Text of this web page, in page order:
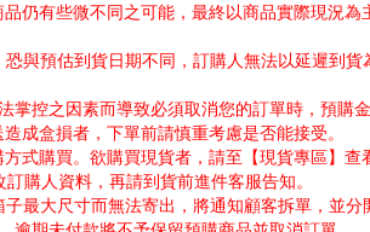
仍有些微不同之可能，最終以商品實際現況
與預估到貨日期不同，訂購人無法以延遲到
控之因素而導致必須取消您的訂單時，預購金
成盒損者，下單前請慎重考慮是否能接受。
式購買。欲購買現貨者，請至【現貨專區】查
購人資料，再請到貨前進件客服告知。
最大尺寸而無法寄出，將通知顧客拆單，並分